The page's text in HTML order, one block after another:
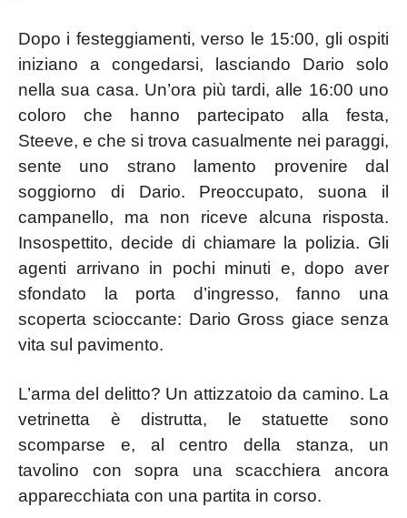
Dopo i festeggiamenti, verso le 15:00, gli ospiti
iniziano a congedarsi, lasciando Dario solo
nella sua casa. Un’ora più tardi, alle 16:00 uno
coloro che hanno partecipato alla festa,
Steeve, e che si trova casualmente nei paraggi,
sente uno strano lamento provenire dal
soggiorno di Dario. Preoccupato, suona il
campanello, ma non riceve alcuna risposta.
Insospettito, decide di chiamare la polizia. Gli
agenti arrivano in pochi minuti e, dopo aver
sfondato la porta d’ingresso, fanno una
scoperta scioccante: Dario Gross giace senza
vita sul pavimento.
L’arma del delitto? Un attizzatoio da camino. La
vetrinetta è distrutta, le statuette sono
scomparse e, al centro della stanza, un
tavolino con sopra una scacchiera ancora
apparecchiata con una partita in corso.